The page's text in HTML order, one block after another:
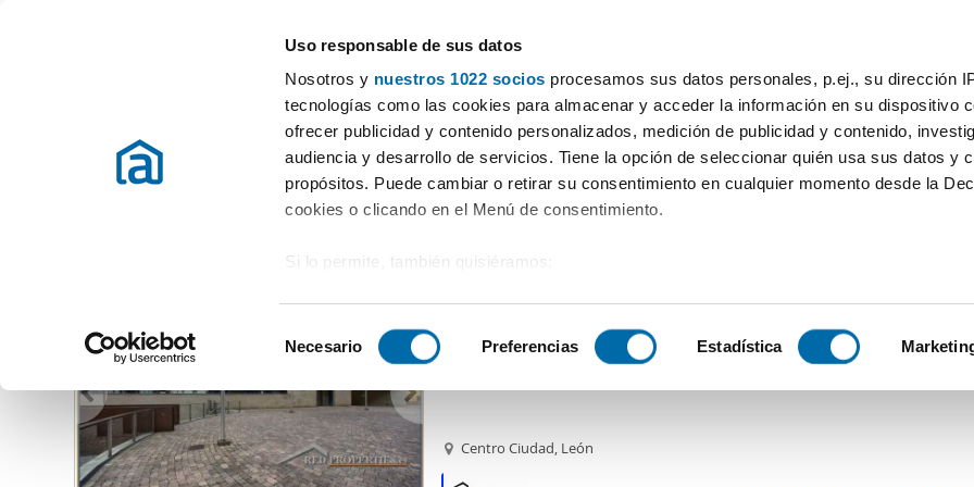
Uso responsable de sus datos
Nosotros y nuestros 1022 socios procesamos sus datos personales, p.ej., su dirección
tecnologías como las cookies para almacenar y acceder la información en su dispositivo
ofrecer publicidad y contenido personalizados, medición de publicidad y contenido,
audiencia y desarrollo de servicios. Tiene la opción de seleccionar quién usa sus datos y
propósitos. Puede cambiar o retirar su consentimiento en cualquier momento desde la
cookies o clicando en el Menú de consentimiento.
Si lo permite, también quisiéramos:
Identificar su dispositivo analizándolo activamente para buscar características
Obtenga más información sobre cómo se procesan sus datos personales y establezca sus
preferencias en la
en la Declaración de cookies.
e
e
c
c
Necesario Preferencias Estadística
Choisir la commune Chambres Plus de filtres - 1
Location appartements León Location Appartements León
Province (134 logements)
Alquiler piso garaje y ascensor Centro ciudad
Centro Ciudad, León